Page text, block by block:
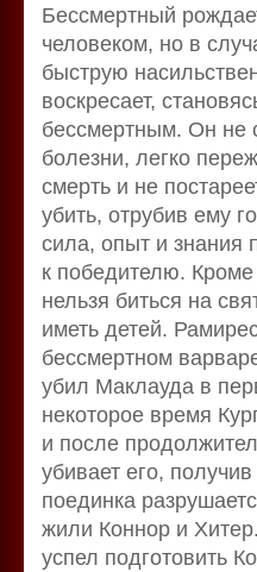
Бессмертный
человеком, но в
быструю
воскресает,
бессмертным. Он не
болезни, легко
смерть и не
убить, отрубив ему
сила, опыт и знания
к победителю.
нельзя биться на
иметь детей.
бессмертном
убил Маклауда в
некоторое время
и после
убивает его,
поединка
жили Коннор и
успел подготовить